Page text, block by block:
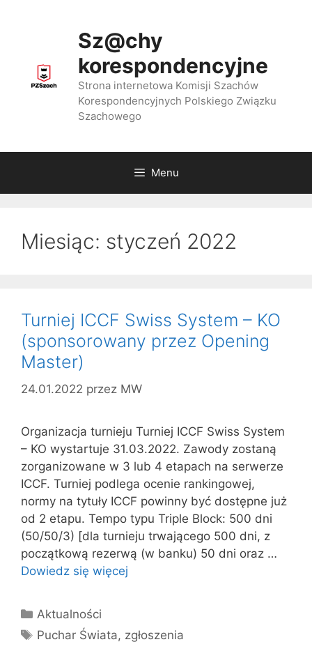
Sz@chy
korespondencyjne
Strona internetowa Komisji Szachów
Korespondencyjnych Polskiego Związku
Szachowego
Menu
Miesiąc: styczeń 2022
Turniej ICCF Swiss System – KO
(sponsorowany przez Opening
Master)
24.01.2022 przez MW
Organizacja turnieju Turniej ICCF Swiss System
– KO wystartuje 31.03.2022. Zawody zostaną
zorganizowane w 3 lub 4 etapach na serwerze
ICCF. Turniej podlega ocenie rankingowej,
normy na tytuły ICCF powinny być dostępne już
od 2 etapu. Tempo typu Triple Block: 500 dni
(50/50/3) [dla turnieju trwającego 500 dni, z
początkową rezerwą (w banku) 50 dni oraz …
Dowiedz się więcej
Kategorie
Aktualności
Tagi
Puchar Świata, zgłoszenia